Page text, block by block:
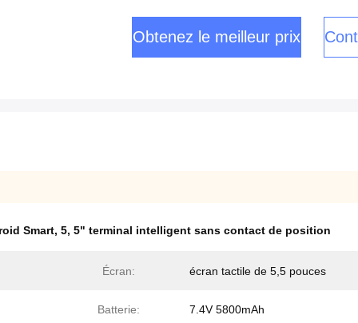
Obtenez le meilleur prix
Smart, 5, 5" terminal intelligent sans contact de position
Écran: écran tactile de 5,5 pouces
Batterie: 7.4V 5800mAh